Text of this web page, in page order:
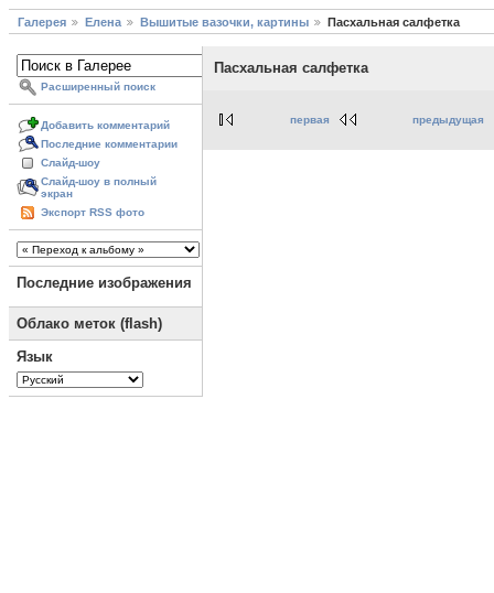
Галерея Елена Вышитые вазочки, картины Пасхальная салфетка
Расширенный поиск
Добавить комментарий
Последние комментарии
Слайд-шоу
Слайд-шоу в полный
экран
Экспорт RSS фото
Последние изображения
Облако меток (flash)
Язык
Пасхальная салфетка
первая предыдущая